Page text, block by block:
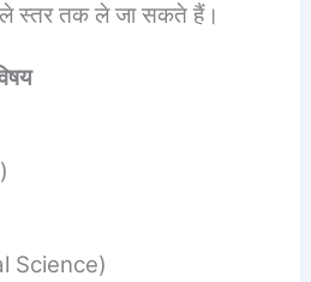
स्तर तक ले जा सकते हैं।
Science)